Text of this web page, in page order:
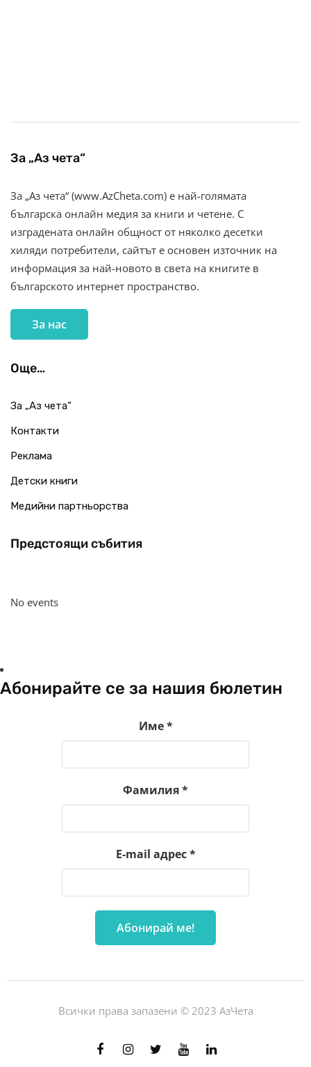
За „Аз чета“
За „Аз чета“ (www.AzCheta.com) е най-голямата
българска онлайн медия за книги и четене. С
изградената онлайн общност от няколко десетки
хиляди потребители, сайтът е основен източник на
информация за най-новото в света на книгите в
българското интернет пространство.
За нас
Още…
За „Аз чета“
Контакти
Реклама
Детски книги
Медийни партньорства
Предстоящи събития
No events
Абонирайте се за нашия бюлетин
Име*
Фамилия*
E-mail адрес*
Всички права запазени © 2023 АзЧета